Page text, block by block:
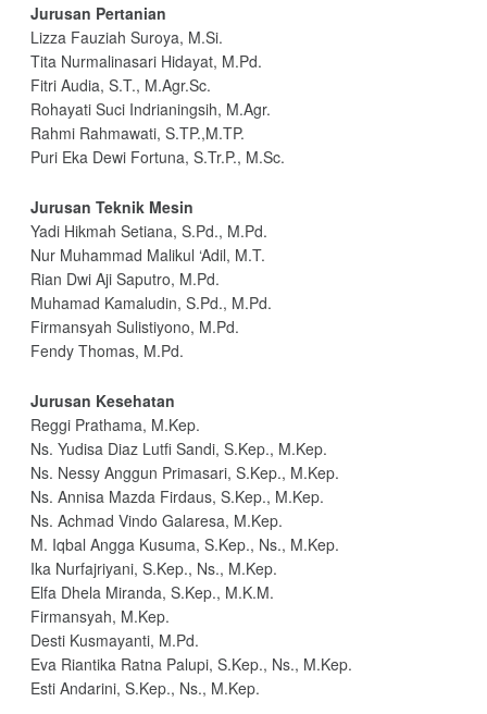
Jurusan Pertanian
Lizza Fauziah Suroya, M.Si.
Tita Nurmalinasari Hidayat, M.Pd.
Fitri Audia, S.T., M.Agr.Sc.
Rohayati Suci Indrianingsih, M.Agr.
Rahmi Rahmawati, S.TP.,M.TP.
Puri Eka Dewi Fortuna, S.Tr.P., M.Sc.
Jurusan Teknik Mesin
Yadi Hikmah Setiana, S.Pd., M.Pd.
Nur Muhammad Malikul ‘Adil, M.T.
Rian Dwi Aji Saputro, M.Pd.
Muhamad Kamaludin, S.Pd., M.Pd.
Firmansyah Sulistiyono, M.Pd.
Fendy Thomas, M.Pd.
Jurusan Kesehatan
Reggi Prathama, M.Kep.
Ns. Yudisa Diaz Lutfi Sandi, S.Kep., M.Kep.
Ns. Nessy Anggun Primasari, S.Kep., M.Kep.
Ns. Annisa Mazda Firdaus, S.Kep., M.Kep.
Ns. Achmad Vindo Galaresa, M.Kep.
M. Iqbal Angga Kusuma, S.Kep., Ns., M.Kep.
Ika Nurfajriyani, S.Kep., Ns., M.Kep.
Elfa Dhela Miranda, S.Kep., M.K.M.
Firmansyah, M.Kep.
Desti Kusmayanti, M.Pd.
Eva Riantika Ratna Palupi, S.Kep., Ns., M.Kep.
Esti Andarini, S.Kep., Ns., M.Kep.